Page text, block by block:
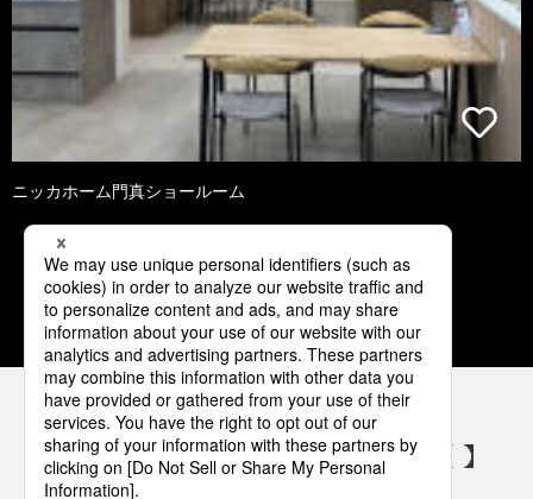
ニッカホーム門真ショールーム
1 2 3 4 5
パナソニックの電気設備 SNSアカウント